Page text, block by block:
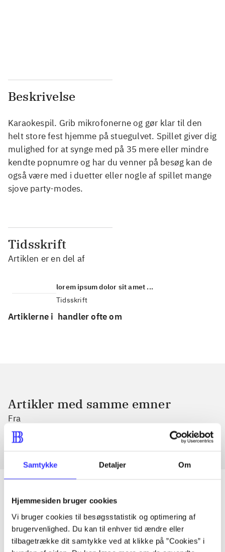
Samtykke Detaljer Om
Hjemmesiden bruger cookies
Vi bruger cookies til besøgsstatistik og optimering af
brugervenlighed. Du kan til enhver tid ændre eller
tilbagetrække dit samtykke ved at klikke på ”Cookies” i
Beskrivelse
Karaokespil. Grib mikrofonerne og gør klar til den
helt store fest hjemme på stuegulvet. Spillet giver dig
mulighed for at synge med på 35 mere eller mindre
kendte popnumre og har du venner på besøg kan de
også være med i duetter eller nogle af spillet mange
sjove party-modes.
Tidsskrift
Artiklen er en del af
lorem ipsum dolor sit amet ...
Tidsskrift
Artiklerne i handler ofte om
Artikler med samme emner
Fra
Artikler
Alle registrerede artikler fordelt på udgivelser